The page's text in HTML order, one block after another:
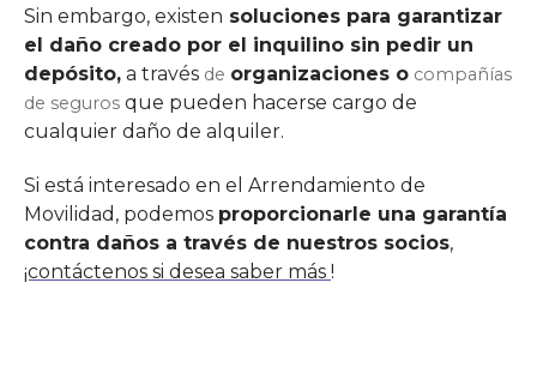
Sin embargo, existen soluciones para garantizar
el daño creado por el inquilino sin pedir un
depósito, a través de organizaciones o compañías
de seguros que pueden hacerse cargo de
cualquier daño de alquiler.
Si está interesado en el Arrendamiento de
Movilidad, podemos proporcionarle una garantía
contra daños a través de nuestros socios,
¡contáctenos si desea saber más !